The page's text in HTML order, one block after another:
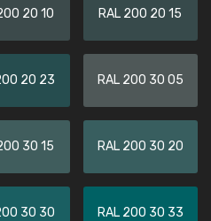
20 10 RAL 200 20 15
20 23 RAL 200 30 05
30 15 RAL 200 30 20
30 30 RAL 200 30 33